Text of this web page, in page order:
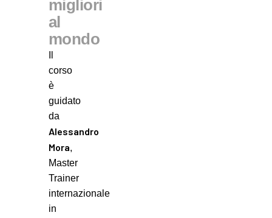
migliori
al
mondo
corso
è
guidato
da
Alessandro
Mora,
Master
Trainer
internazionale
in